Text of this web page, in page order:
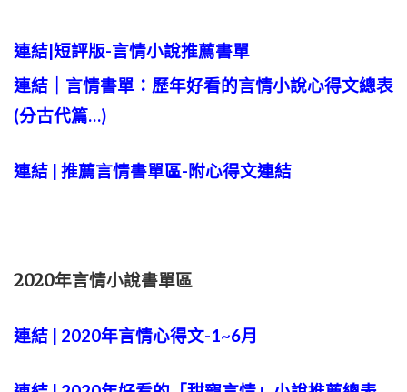
連結|短評版-言情小說推薦書單
連結｜ 言情書單：歷年好看的言情小說心得文總表
(分古代篇…)
連結 | 推薦言情書單區-附心得文連結
2020年言情小說書單區
連結 | 2020年言情心得文-1~6月